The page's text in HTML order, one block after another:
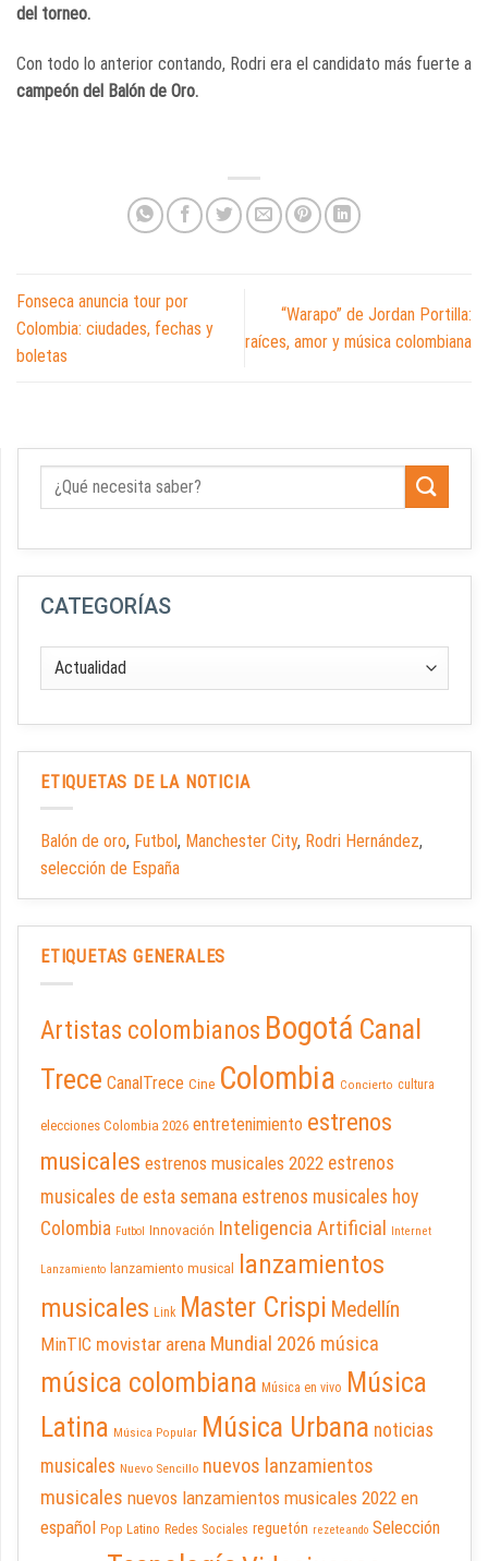
del torneo.
Con todo lo anterior contando, Rodri era el candidato más fuerte a
campeón del Balón de Oro.
Fonseca anuncia tour por
Colombia: ciudades, fechas y
boletas
“Warapo” de Jordan Portilla:
raíces, amor y música colombiana
CATEGORÍAS
ETIQUETAS DE LA NOTICIA
Balón de oro, Futbol , Manchester City, Rodri Hernández,
selección de España
ETIQUETAS GENERALES
Artistas colombianos Bogotá Canal
Trece CanalTrece Cine Colombia Concierto cultura
elecciones Colombia 2026 entretenimiento estrenos
musicales estrenos musicales 2022 estrenos
musicales de esta semana estrenos musicales hoy
Colombia Futbol Innovación Inteligencia Artificial Internet
Lanzamiento lanzamiento musical
lanzamientos
musicales Link Master Crispi Medellín
MinTIC movistar arena Mundial 2026 música
música colombiana Música en vivo Música
Latina Música Popular Música Urbana noticias
musicales Nuevo Sencillo nuevos lanzamientos
musicales nuevos lanzamientos musicales 2022 en
español Pop Latino Redes Sociales reguetón rezeteando Selección